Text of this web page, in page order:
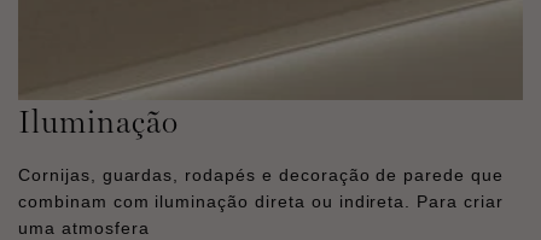
Iluminação
Cornijas, guardas, rodapés e decoração de parede que
combinam com iluminação direta ou indireta. Para criar
uma atmosfera